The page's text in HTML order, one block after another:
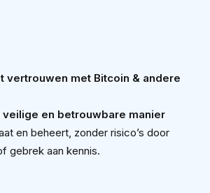
vertrouwen met Bitcoin & andere
veilige en betrouwbare manier
en beheert, zonder risico’s door
gebrek aan kennis.